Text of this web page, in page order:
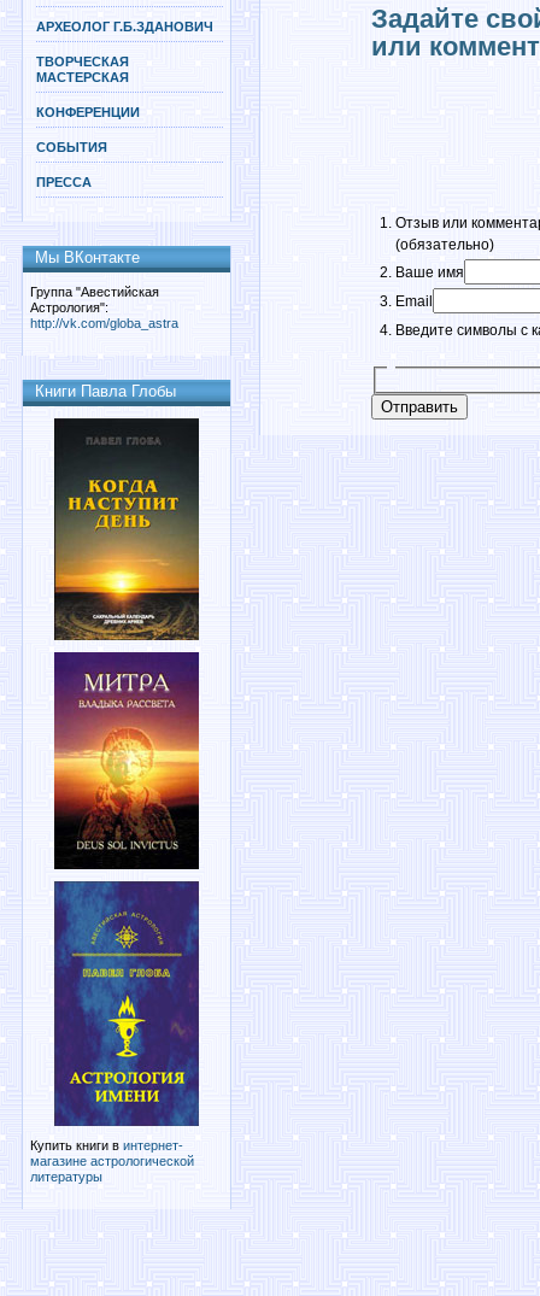
Задайте
или
Отзыв или
(обязательно)
Ваше имя
Email
Введите символы с
АРХЕОЛОГ Г.Б.ЗДАНОВИЧ
ТВОРЧЕСКАЯ
МАСТЕРСКАЯ
КОНФЕРЕНЦИИ
СОБЫТИЯ
ПРЕССА
Мы ВКонтакте
Группа "Авестийская
Астрология":
http://vk.com/globa_astra
Книги Павла Глобы
Купить книги в интернет-
магазине астрологической
литературы